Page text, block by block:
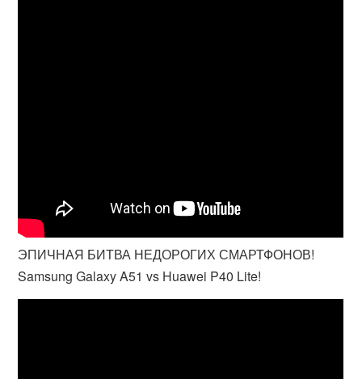
ЭПИЧНАЯ БИТВА НЕДОРОГИХ СМАРТФОНОВ!
Samsung Galaxy A51 vs Huawei P40 Lite!